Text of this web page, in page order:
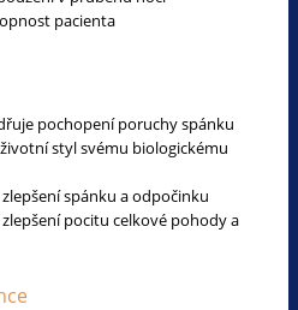
pacienta
pochopení poruchy spánku
styl svému biologickému
spánku a odpočinku
pocitu celkové pohody a